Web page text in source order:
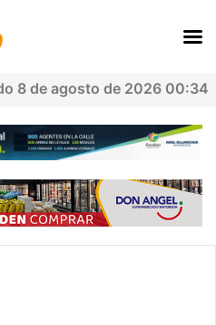
8 de agosto de 2026 00:34